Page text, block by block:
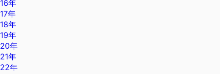
16年
17年
18年
19年
20年
21年
22年